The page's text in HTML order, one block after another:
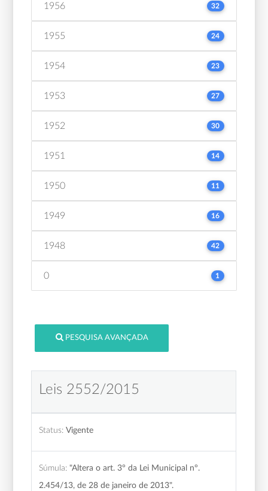
1956 32
1955 24
1954 23
1953 27
1952 30
1951 14
1950 11
1949 16
1948 42
0 1
PESQUISA AVANÇADA
Leis 2552/2015
Status: Vigente
Súmula: "Altera o art. 3° da Lei Municipal n°.
2.454/13, de 28 de janeiro de 2013".